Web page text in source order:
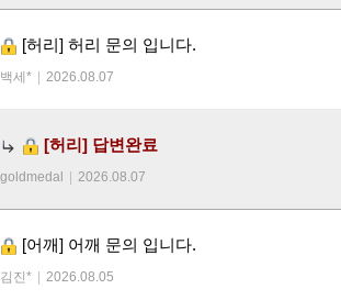
[허리] 허리 문의 입니다.
백세* 2026.08.07
[허리] 답변완료
goldmedal 2026.08.07
[어깨] 어깨 문의 입니다.
김진* 2026.08.05